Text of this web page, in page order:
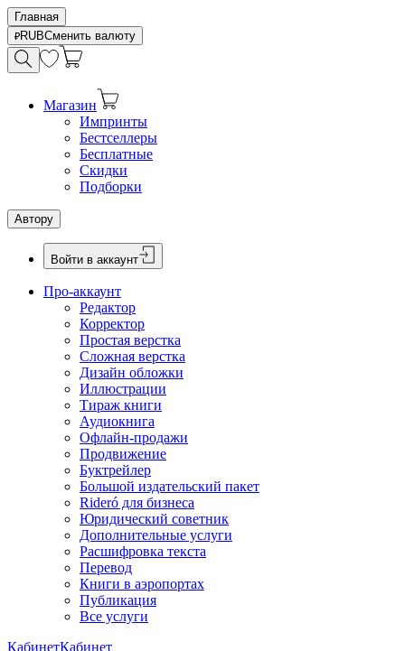
Главная
RUBСменить валюту
Магазин
Импринты
Бестселлеры
Бесплатные
Скидки
Подборки
Автору
Войти в аккаунт
Про-аккаунт
Редактор
Корректор
Простая верстка
Сложная верстка
Дизайн обложки
Иллюстрации
Тираж книги
Аудиокнига
Офлайн-продажи
Продвижение
Буктрейлер
Большой издательский пакет
Rideró для бизнеса
Юридический советник
Дополнительные услуги
Расшифровка текста
Перевод
Книги в аэропортах
Публикация
Все услуги
КабинетКабинет